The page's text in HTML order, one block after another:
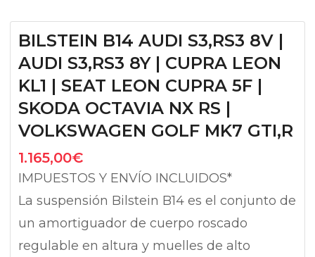
BILSTEIN B14 AUDI S3,RS3 8V |
AUDI S3,RS3 8Y | CUPRA LEON
KL1 | SEAT LEON CUPRA 5F |
SKODA OCTAVIA NX RS |
VOLKSWAGEN GOLF MK7 GTI,R
1.165,00€
IMPUESTOS Y ENVÍO INCLUIDOS*
La suspensión Bilstein B14 es el conjunto de
un amortiguador de cuerpo roscado
regulable en altura y muelles de alto